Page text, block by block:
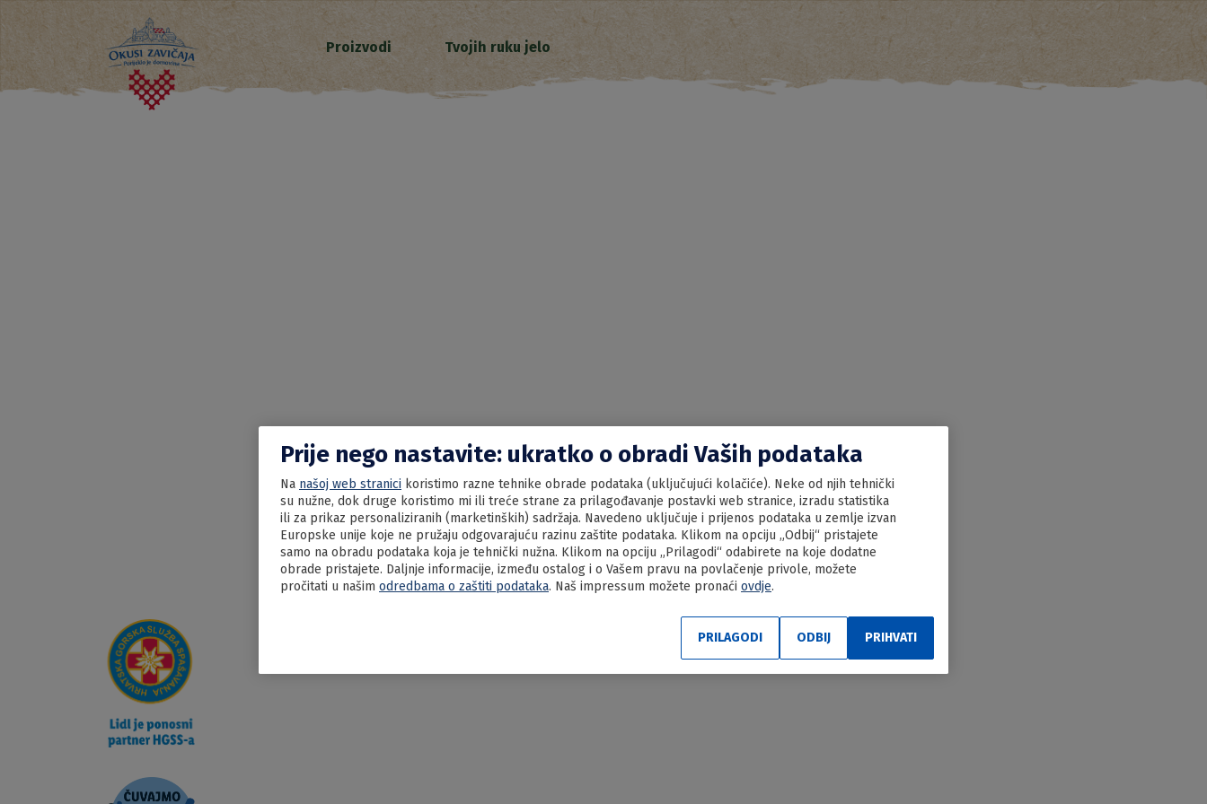
Proizvodi Tvojih ruku jelo
Prije nego nastavite: ukratko o obradi Vaših podataka
Na našoj web stranici koristimo razne tehnike obrade podataka (uključujući kolačiće). Neke od njih tehnički
su nužne, dok druge koristimo mi ili treće strane za prilagođavanje postavki web stranice, izradu statistika
ili za prikaz personaliziranih (marketinških) sadržaja. Navedeno uključuje i prijenos podataka u zemlje izvan
Europske unije koje ne pružaju odgovarajuću razinu zaštite podataka. Klikom na opciju „Odbij“ pristajete
samo na obradu podataka koja je tehnički nužna. Klikom na opciju „Prilagodi“ odabirete na koje dodatne
obrade pristajete. Daljnje informacije, između ostalog i o Vašem pravu na povlačenje privole, možete
pročitati u našim odredbama o zaštiti podataka. Naš impressum možete pronaći ovdje.
ODBIJ PRIHVATI
PRILAGODI